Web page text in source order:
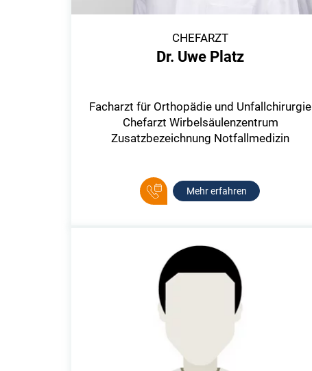
CHEFARZT
Dr. Uwe Platz
Facharzt für Orthopädie und Unfallchirurgie
Chefarzt Wirbelsäulenzentrum
Zusatzbezeichnung Notfallmedizin
Mehr erfahren